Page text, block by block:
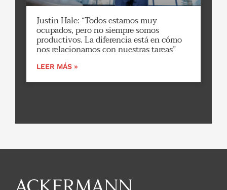
Justin Hale: “Todos estamos muy
ocupados, pero no siempre somos
productivos. La diferencia está en cómo
nos relacionamos con nuestras tareas”
LEER MÁS »